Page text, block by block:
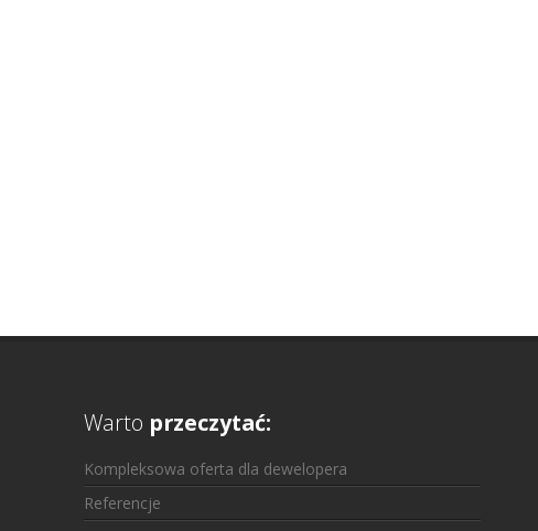
Warto przeczytać:
Kompleksowa oferta dla dewelopera
Referencje